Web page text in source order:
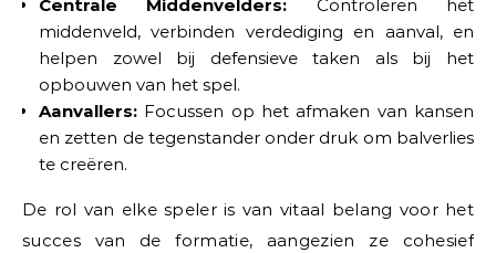
Centrale Middenvelders: Controleren het
middenveld, verbinden verdediging en aanval, en
helpen zowel bij defensieve taken als bij het
opbouwen van het spel.
Aanvallers: Focussen op het afmaken van kansen
en zetten de tegenstander onder druk om balverlies
te creëren.
De rol van elke speler is van vitaal belang voor het
succes van de formatie, aangezien ze cohesief